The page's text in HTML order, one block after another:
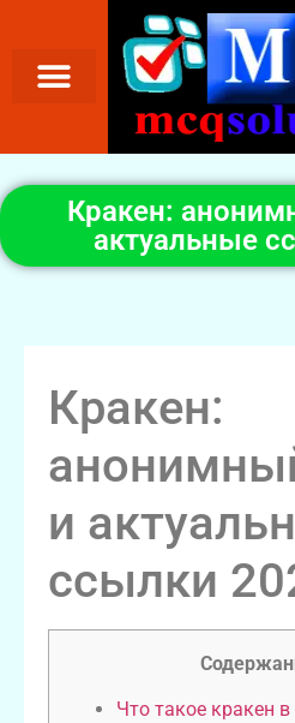
Кракен:
актуальные
Кракен:
и
ссылки
Что такое кракен в